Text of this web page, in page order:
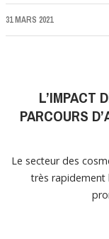
31 MARS 2021
L’IMPACT
PARCOURS
Le secteur des
très rapidement